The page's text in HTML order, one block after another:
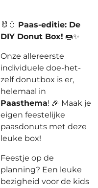
🐰🥚 Paas-editie: De
DIY Donut Box! 🍩✨
Onze allereerste
individuele doe-het-
zelf donutbox is er,
helemaal in
Paasthema! 🎉 Maak je
eigen feestelijke
paasdonuts met deze
leuke box!
Feestje op de
planning? Een leuke
bezigheid voor de kids